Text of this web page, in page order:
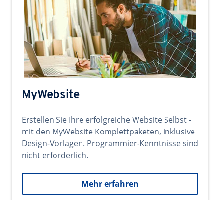
MyWebsite
Erstellen Sie Ihre erfolgreiche Website Selbst -
mit den MyWebsite Komplettpaketen, inklusive
Design-Vorlagen. Programmier-Kenntnisse sind
nicht erforderlich.
Mehr erfahren